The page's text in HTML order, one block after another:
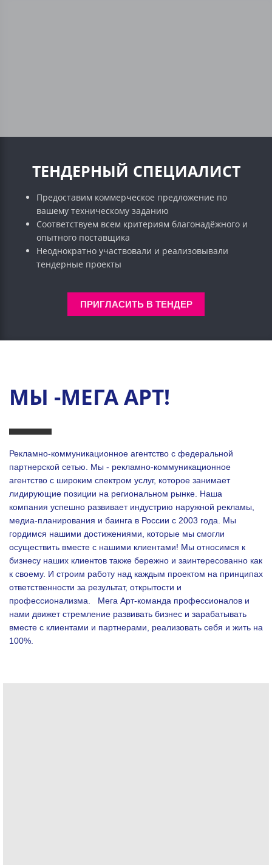
ТЕНДЕРНЫЙ СПЕЦИАЛИСТ
Предоставим коммерческое предложение по
вашему техническому заданию
Соответствуем всем критериям благонадёжного и
опытного поставщика
Неоднократно участвовали и реализовывали
тендерные проекты
ПРИГЛАСИТЬ В ТЕНДЕР
МЫ -МЕГА АРТ!
Рекламно-коммуникационное агентство с федеральной
партнерской сетью. Мы - рекламно-коммуникационное
агентство с широким спектром услуг, которое занимает
лидирующие позиции на региональном рынке. Наша
компания успешно развивает индустрию наружной рекламы,
медиа-планирования и баинга в России с 2003 года. Мы
гордимся нашими достижениями, которые мы смогли
осуществить вместе с нашими клиентами! Мы относимся к
бизнесу наших клиентов также бережно и заинтересованно как
к своему. И строим работу над каждым проектом на принципах
ответственности за результат, открытости и
профессионализма. Мега Арт-команда профессионалов и
нами движет стремление развивать бизнес и зарабатывать
вместе с клиентами и партнерами, реализовать себя и жить на
100%.